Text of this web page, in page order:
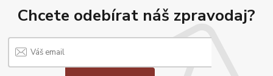
Chcete odebírat náš zpravodaj?